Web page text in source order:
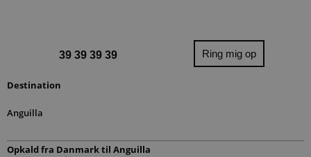
39 39 39 39 Ring mig op
Destination
Anguilla
Opkald fra Danmark til​ Anguilla